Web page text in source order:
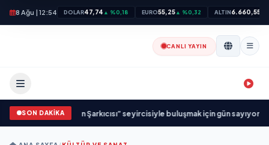
8 Ağu | 12:54 DOLAR47,74 ▲ %0,18 EURO55,25▲ %0,32 ALTIN6.660,55
CANLI YAYIN
SON DAKİKA
“Vişne” •“Düğün Şarkıcısı” seyircisiyle buluşmak için gün sayıyor•